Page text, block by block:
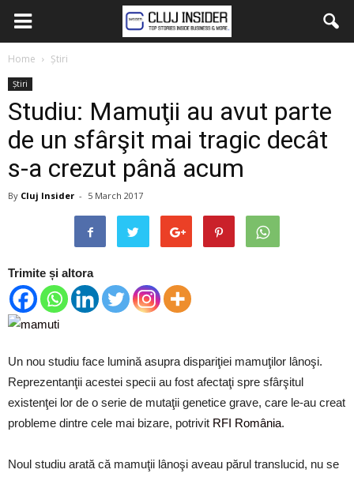
Home Știri
Știri
Studiu: Mamuţii au avut parte
de un sfârşit mai tragic decât
s-a crezut până acum
By Cluj Insider - 5 March 2017
Trimite și altora
Un nou studiu face lumină asupra dispariţiei mamuţilor lânoşi.
Reprezentanţii acestei specii au fost afectaţi spre sfârşitul
existenţei lor de o serie de mutaţii genetice grave, care le-au creat
probleme dintre cele mai bizare, potrivit RFI România.
Noul studiu arată că mamuţii lânoşi aveau părul translucid, nu se